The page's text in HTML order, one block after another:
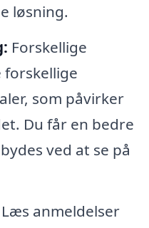
løsning.
Forskellige
forskellige
som påvirker
Du får en bedre
ved at se på
Læs anmeldelser